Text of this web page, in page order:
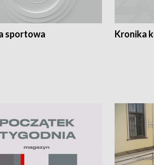
sportowa Kronika